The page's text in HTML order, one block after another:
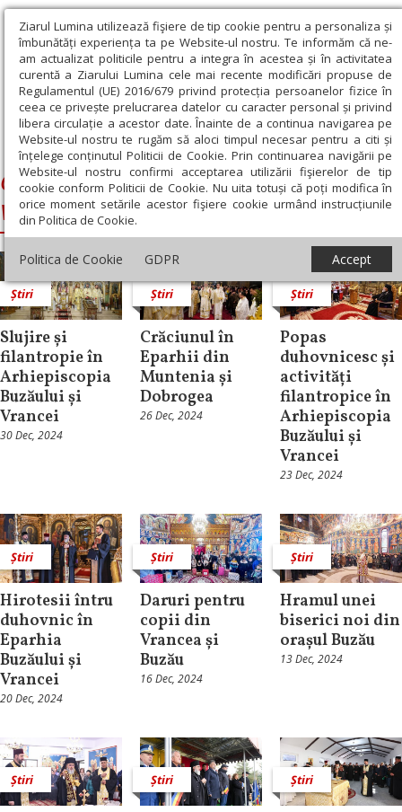
Ziarul Lumina utilizează fişiere de tip cookie pentru a personaliza și
îmbunătăți experiența ta pe Website-ul nostru. Te informăm că ne-
am actualizat politicile pentru a integra în acestea și în activitatea
curentă a Ziarului Lumina cele mai recente modificări propuse de
Regulamentul (UE) 2016/679 privind protecția persoanelor fizice în
ceea ce privește prelucrarea datelor cu caracter personal și privind
libera circulație a acestor date. Înainte de a continua navigarea pe
Website-ul nostru te rugăm să aloci timpul necesar pentru a citi și
înțelege conținutul Politicii de Cookie. Prin continuarea navigării pe
Website-ul nostru confirmi acceptarea utilizării fişierelor de tip
cookie conform Politicii de Cookie. Nu uita totuși că poți modifica în
orice moment setările acestor fişiere cookie urmând instrucțiunile
din Politica de Cookie.
Politica de Cookie GDPR Accept
Ziarul Lumina › Ciprian, Arhiepiscopul Buzăului şi Vrancei
Ciprian, Arhiepiscopul Buzăului şi
Vrancei
Știri
Slujire și
filantropie în
Arhiepiscopia
Buzăului și
Vrancei
30 Dec, 2024
Știri
Crăciunul în
Eparhii din
Muntenia și
Dobrogea
26 Dec, 2024
Știri
Popas
duhovnicesc și
activități
filantropice în
Arhiepiscopia
Buzăului și
Vrancei
23 Dec, 2024
Știri
Hirotesii întru
duhovnic în
Eparhia
Buzăului și
Vrancei
20 Dec, 2024
Știri
Daruri pentru
copii din
Vrancea și
Buzău
16 Dec, 2024
Știri
Hramul unei
biserici noi din
orașul Buzău
13 Dec, 2024
Știri Știri Știri